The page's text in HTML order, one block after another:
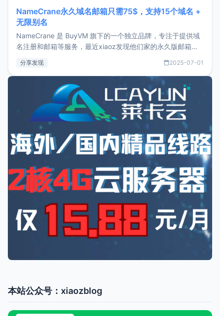
NameCrane永久域名邮箱只需75$，支持15个域名 +
无限别名
NameCrane 是 BuyVM 旗下的一个独立品牌，专注于提供域
名注册和邮箱等服务，最近xiaoz发现他们家的永久版邮箱服
又实惠的域名邮箱，不妨尝试一下 NameCrane。注册
NameCraneNameCrane不支持直接注册，必须要购买
分享发现 2025-07-01
本站公众号：xiaozblog